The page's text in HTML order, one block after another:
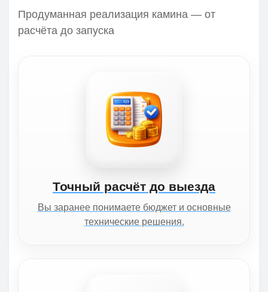
Продуманная реализация камина — от
расчёта до запуска
Точный расчёт до выезда
Вы заранее понимаете бюджет и основные
технические решения.